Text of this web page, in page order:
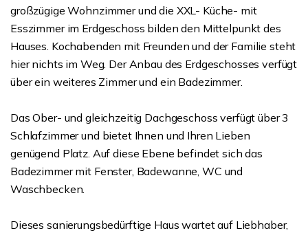
großzügige Wohnzimmer und die XXL- Küche- mit
Esszimmer im Erdgeschoss bilden den Mittelpunkt des
Hauses. Kochabenden mit Freunden und der Familie steht
hier nichts im Weg. Der Anbau des Erdgeschosses verfügt
über ein weiteres Zimmer und ein Badezimmer.
Das Ober- und gleichzeitig Dachgeschoss verfügt über 3
Schlafzimmer und bietet Ihnen und Ihren Lieben
genügend Platz. Auf diese Ebene befindet sich das
Badezimmer mit Fenster, Badewanne, WC und
Waschbecken.
Dieses sanierungsbedürftige Haus wartet auf Liebhaber,